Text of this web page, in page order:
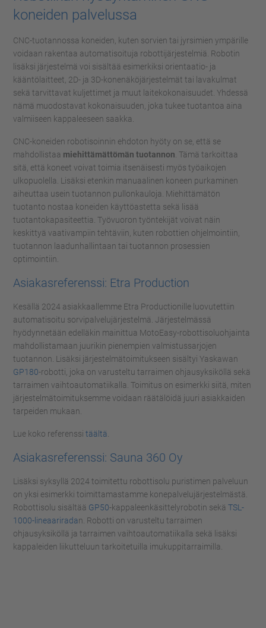
koneiden palvelussa
CNC-tuotannossa koneiden, kuten sorvien tai jyrsimien ympärille
voidaan rakentaa automatisoituja robottijärjestelmiä. Robotin
lisäksi järjestelmä voi sisältää esimerkiksi orientaatio- ja
kääntölaitteet, 2D- ja 3D-konenäköjärjestelmät tai lavakulmat
sekä tarvittavat kuljettimet ja muut laitekokonaisuudet. Yhdessä
nämä muodostavat kokonaisuuden, joka tukee tuotantoa aina
valmiiseen kappaleeseen saakka.
CNC-koneiden robotisoinnin ehdoton hyöty on se, että se
mahdollistaa miehittämättömän tuotannon . Tämä tarkoittaa
sitä, että koneet voivat toimia itsenäisesti myös työaikojen
ulkopuolella. Lisäksi etenkin manuaalinen koneen purkaminen
aiheuttaa usein tuotannon pullonkauloja. Miehittämätön
tuotanto nostaa koneiden käyttöastetta sekä lisää
tuotantokapasiteettia. Työvuoron työntekijät voivat näin
keskittyä vaativampiin tehtäviin, kuten robottien ohjelmointiin,
tuotannon laadunhallintaan tai tuotannon prosessien
optimointiin.
Asiakasreferenssi: Etra Production
Kesällä 2024 asiakkaallemme Etra Productionille luovutettiin
automatisoitu sorvipalvelujärjestelmä. Järjestelmässä
hyödynnetään edelläkin mainittua MotoEasy-robottisoluohjainta
mahdollistamaan juurikin pienempien valmistussarjojen
tuotannon. Lisäksi järjestelmätoimitukseen sisältyi Yaskawan
GP180-robotti, joka on varusteltu tarraimen ohjausyksiköllä sekä
tarraimen vaihtoautomatiikalla. Toimitus on esimerkki siitä, miten
järjestelmätoimituksemme voidaan räätälöidä juuri asiakkaiden
tarpeiden mukaan.
Lue koko referenssi täältä
Asiakasreferenssi: Sauna 360 Oy
Lisäksi syksyllä 2024 toimitettu robottisolu puristimen palveluun
on yksi esimerkki toimittamastamme konepalvelujärjestelmästä.
Robottisolu sisältää GP50-kappaleenkäsittelyrobotin sekä TSL-
1000-lineaariradan. Robotti on varusteltu tarraimen
ohjausyksiköllä ja tarraimen vaihtoautomatiikalla sekä lisäksi
kappaleiden liikutteluun tarkoitetuilla imukuppitarraimilla.